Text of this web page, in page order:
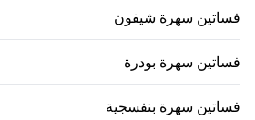
فساتين سهرة شيفون
فساتين سهرة بودرة
فساتين سهرة بنفسجية